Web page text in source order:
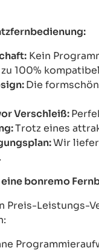
Kein
zu 100%
Die
Verschleiß:
Trotz eines
Wir
bonremo
Preis-Leistungs-